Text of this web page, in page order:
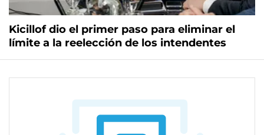
Kicillof dio el primer paso para eliminar el
límite a la reelección de los intendentes